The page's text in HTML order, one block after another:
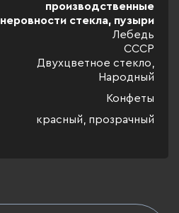
производственные
неровности стекла, пузыри
Лебедь
СССР
Двухцветное стекло,
Народный
Конфеты
красный, прозрачный